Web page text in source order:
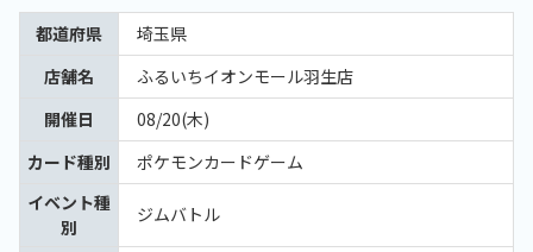
都道府県
埼玉県
店舗名
ふるいちイオンモール羽生店
開催日
08/20(木)
カード種別
ポケモンカードゲーム
イベント種
別
ジムバトル